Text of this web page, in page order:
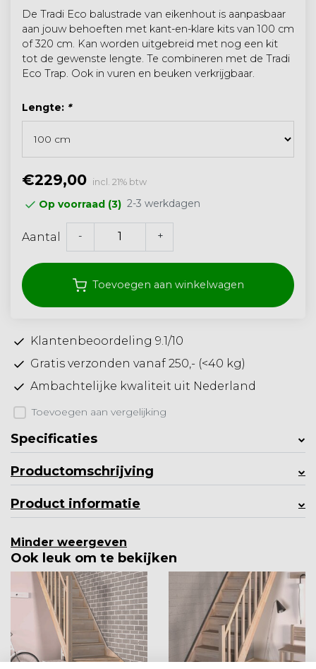
De Tradi Eco balustrade van eikenhout is aanpasbaar
aan jouw behoeften met kant-en-klare kits van 100 cm
of 320 cm. Kan worden uitgebreid met nog een kit
tot de gewenste lengte. Te combineren met de Tradi
Eco Trap. Ook in vuren en beuken verkrijgbaar.
Lengte: *
€229,00 incl. 21% btw
Op voorraad (3) 2-3 werkdagen
Aantal - +
Toevoegen aan winkelwagen
Klantenbeoordeling 9.1/10
Gratis verzonden vanaf 250,- (<40 kg)
Ambachtelijke kwaliteit uit Nederland
Toevoegen aan vergelijking
Specificaties
Productomschrijving
Product informatie
Minder weergeven
Ook leuk om te bekijken